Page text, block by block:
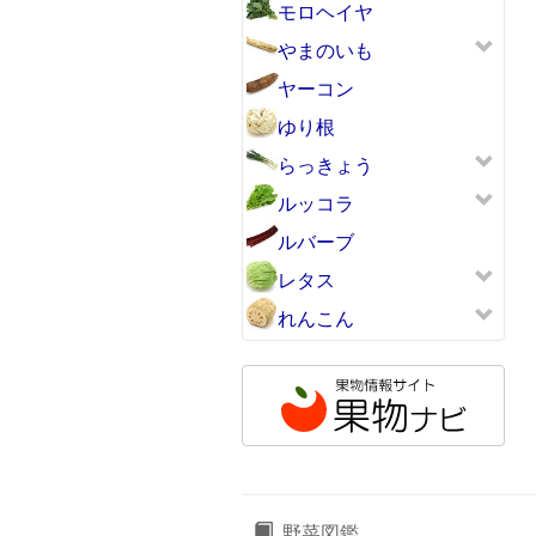
モロヘイヤ
やまのいも
ヤーコン
ゆり根
らっきょう
ルッコラ
ルバーブ
レタス
れんこん